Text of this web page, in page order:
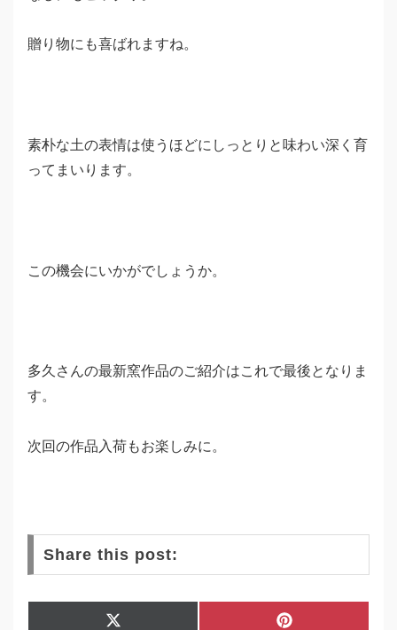
贈り物にも喜ばれますね。
素朴な土の表情は使うほどにしっとりと味わい深く育
ってまいります。
この機会にいかがでしょうか。
多久さんの最新窯作品のご紹介はこれで最後となりま
す。
次回の作品入荷もお楽しみに。
Share this post:
Share
X Share
P